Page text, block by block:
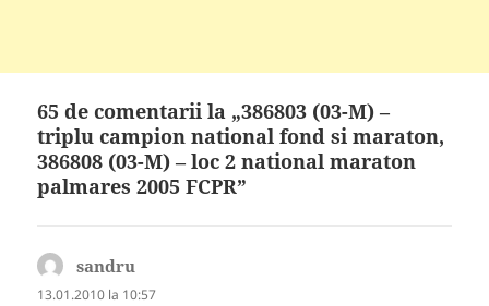
65 de comentarii la „386803 (03-M) –
triplu campion national fond si maraton,
386808 (03-M) – loc 2 national maraton
palmares 2005 FCPR”
sandru
13.01.2010 la 10:57